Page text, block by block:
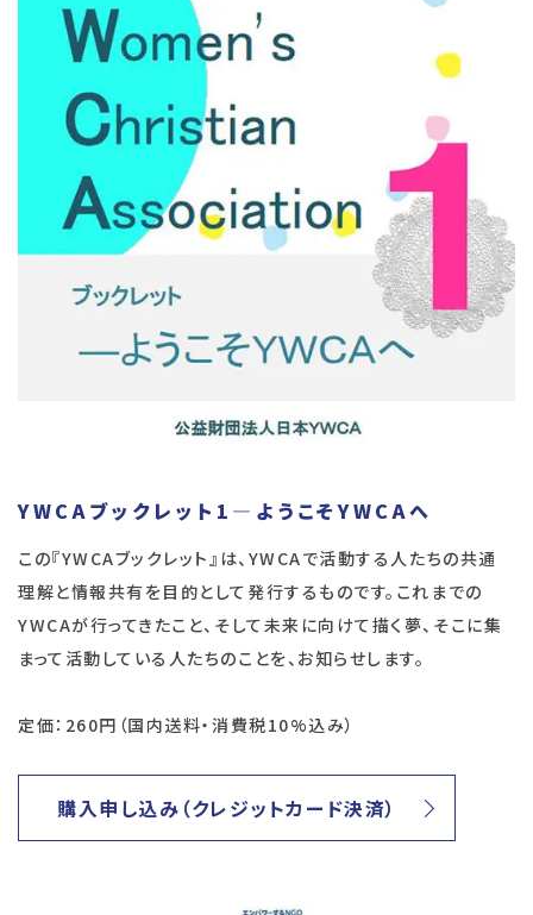
YWCAブックレット1—ようこそYWCAへ
この『YWCAブックレット』は、YWCAで活動する人たちの共通
理解と情報共有を目的として発行するものです。これまでの
YWCAが行ってきたこと、そして未来に向けて描く夢、そこに集
まって活動している人たちのことを、お知らせします。
定価：260円（国内送料・消費税10%込み）
購入申し込み（クレジットカード決済）